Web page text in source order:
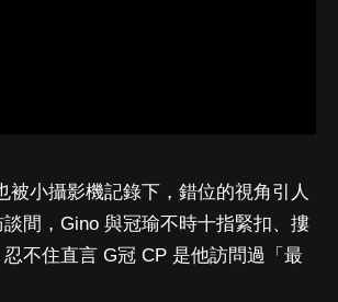
小攝影機記錄下，錯位的視角引人
間，Gino 與冠瑜不時十指緊扣、摟
不住直言 G冠 CP 是他訪問過「最